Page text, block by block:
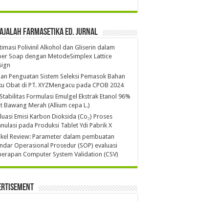
Farmasetika Ed. Jurnal
Polivinil Alkohol dan Gliserin dalam
Soap dengan MetodeSimplex Lattice
Penguatan Sistem Seleksi Pemasok Bahan
Obat di PT. XYZMengacu pada CPOB 2024
Formulasi Emulgel Ekstrak Etanol 96%
Bawang Merah (Allium cepa L.)
Emisi Karbon Dioksida (Co₂) Proses
pada Produksi Tablet Ydi Pabrik X
Review: Parameter dalam pembuatan
Operasional Prosedur (SOP) evaluasi
Computer System Validation (CSV)